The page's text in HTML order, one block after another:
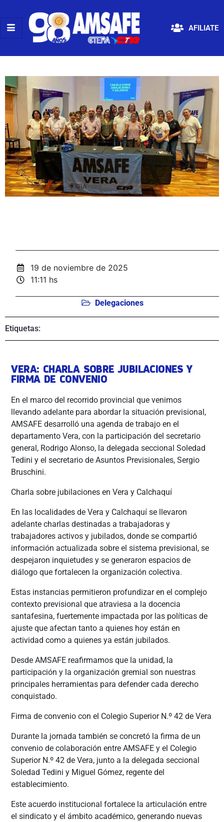
AFILIATE
19 de noviembre de 2025
11:11 hs
Delegaciones
Etiquetas:
VERA: CHARLA SOBRE JUBILACIONES Y
FIRMA DE CONVENIO
En el marco del recorrido provincial que venimos
llevando adelante para abordar la situación previsional,
AMSAFE desarrolló una agenda de trabajo en el
departamento Vera, con la participación del secretario
general, Rodrigo Alonso, la delegada seccional Soledad
Tedini y el secretario de Asuntos Previsionales, Sergio
Bruschini.
Charla sobre jubilaciones en Vera y Calchaquí
En las localidades de Vera y Calchaquí se llevaron
adelante charlas destinadas a trabajadoras y
trabajadores activos y jubilados, donde se compartió
información actualizada sobre el sistema previsional, se
despejaron inquietudes y se generaron espacios de
diálogo que fortalecen la organización colectiva.
Estas instancias permitieron profundizar en el complejo
contexto previsional que atraviesa a la docencia
santafesina, fuertemente impactada por las políticas de
ajuste que afectan tanto a quienes hoy están en
actividad como a quienes ya están jubilados.
Desde AMSAFE reafirmamos que la unidad, la
participación y la organización gremial son nuestras
principales herramientas para defender cada derecho
conquistado.
Firma de convenio con el Colegio Superior N.º 42 de Vera
Durante la jornada también se concretó la firma de un
convenio de colaboración entre AMSAFE y el Colegio
Superior N.º 42 de Vera, junto a la delegada seccional
Soledad Tedini y Miguel Gómez, regente del
establecimiento.
Este acuerdo institucional fortalece la articulación entre
el sindicato y el ámbito académico, generando nuevas